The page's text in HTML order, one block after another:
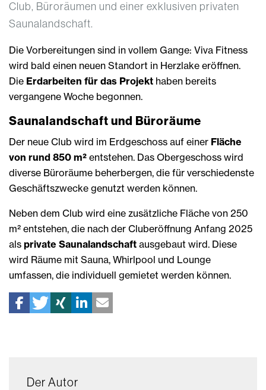
Club, Büroräumen und einer exklusiven privaten
Saunalandschaft.
Die Vorbereitungen sind in vollem Gange: Viva Fitness
wird bald einen neuen Standort in Herzlake eröffnen.
Die Erdarbeiten für das Projekt haben bereits
vergangene Woche begonnen.
Saunalandschaft und Büroräume
Der neue Club wird im Erdgeschoss auf einer Fläche
von rund 850 m² entstehen. Das Obergeschoss wird
diverse Büroräume beherbergen, die für verschiedenste
Geschäftszwecke genutzt werden können.
Neben dem Club wird eine zusätzliche Fläche von 250
m² entstehen, die nach der Cluberöffnung Anfang 2025
als private Saunalandschaft ausgebaut wird. Diese
wird Räume mit Sauna, Whirlpool und Lounge
umfassen, die individuell gemietet werden können.
Der Autor